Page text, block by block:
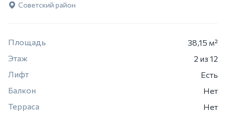
Советский район
Площадь
38,15 м²
Этаж
2 из 12
Лифт
Есть
Балкон
Нет
Терраса
Нет